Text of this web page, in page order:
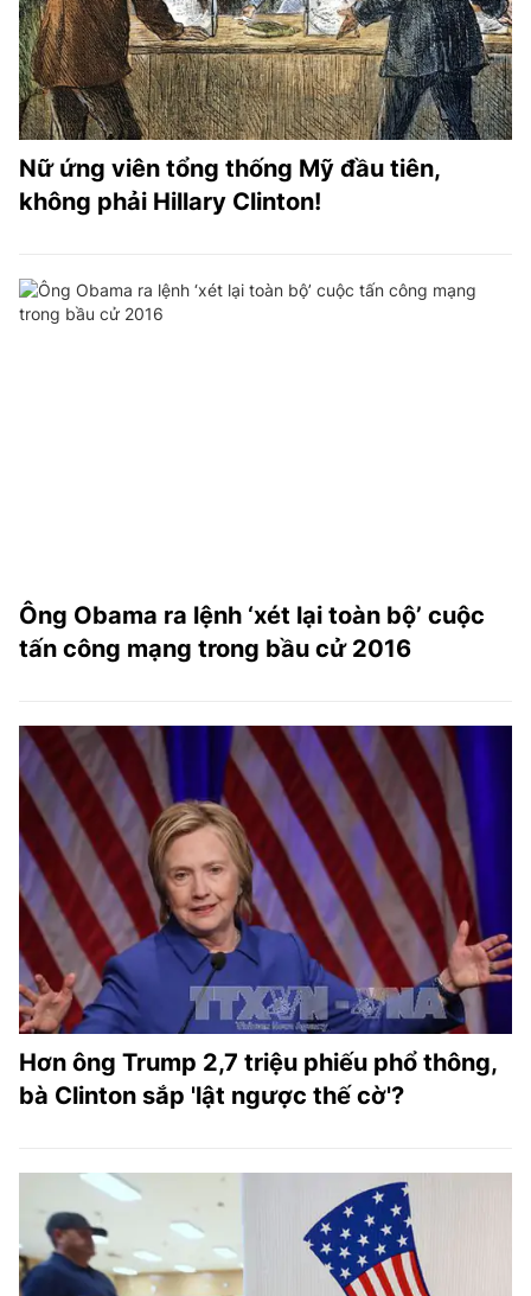
Nữ ứng viên tổng thống Mỹ đầu tiên,
không phải Hillary Clinton!
Ông Obama ra lệnh ‘xét lại toàn bộ’ cuộc
tấn công mạng trong bầu cử 2016
Hơn ông Trump 2,7 triệu phiếu phổ thông,
bà Clinton sắp 'lật ngược thế cờ'?